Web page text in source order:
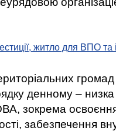
житло для ВПО
громад
денному –
зокрема освоєння
забезпечення